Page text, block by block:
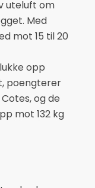
uteluft om
Med
mot 15 til 20
opp
poengterer
og de
mot 132 kg